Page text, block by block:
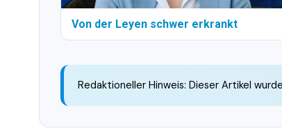
Von der Leyen schwer erkrankt
Redaktioneller Hinweis: Dieser Artikel